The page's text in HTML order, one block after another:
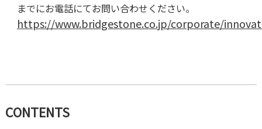
までにお電話にてお問い合わせください。
https://www.bridgestone.co.jp/corporate/
CONTENTS